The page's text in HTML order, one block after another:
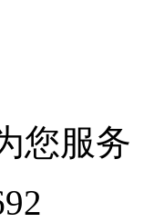
您服务